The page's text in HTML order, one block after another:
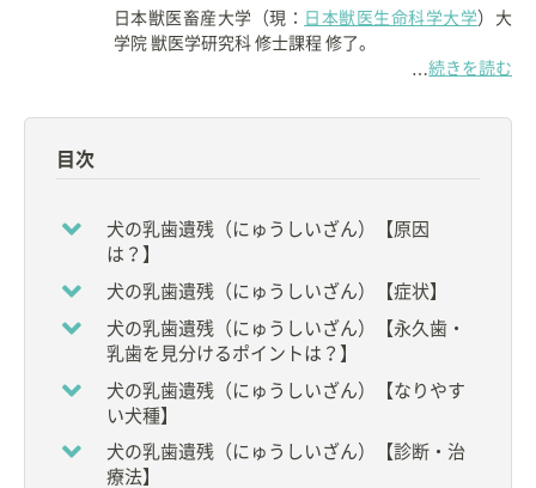
日本獣医畜産大学（現： 日本獣医生命科学大学）大
学院 獣医学研究科 修士課程 修了。
る。
ている。
【資格】
◇獣医師
【所属】
◆公益社団法人 日本獣医学会評議員
◆財団法人 動物臨床医学会 理事
◆公益財団法人 動物臨床医学研究所
評議員
◆日本獣医療倫理研究会（JAMLAS）
…続きを読む
目次
犬の乳歯遺残（にゅうしいざん）【原因
は？】
犬の乳歯遺残（にゅうしいざん）【症状】
犬の乳歯遺残（にゅうしいざん）【永久歯・
乳歯を見分けるポイントは？】
犬の乳歯遺残（にゅうしいざん）【なりやす
い犬種】
犬の乳歯遺残（にゅうしいざん）【診断・治
療法】